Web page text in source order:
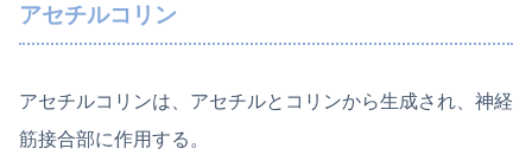
アセチルコリン
アセチルコリンは、アセチルとコリンから生成され、神経
筋接合部に作用する。